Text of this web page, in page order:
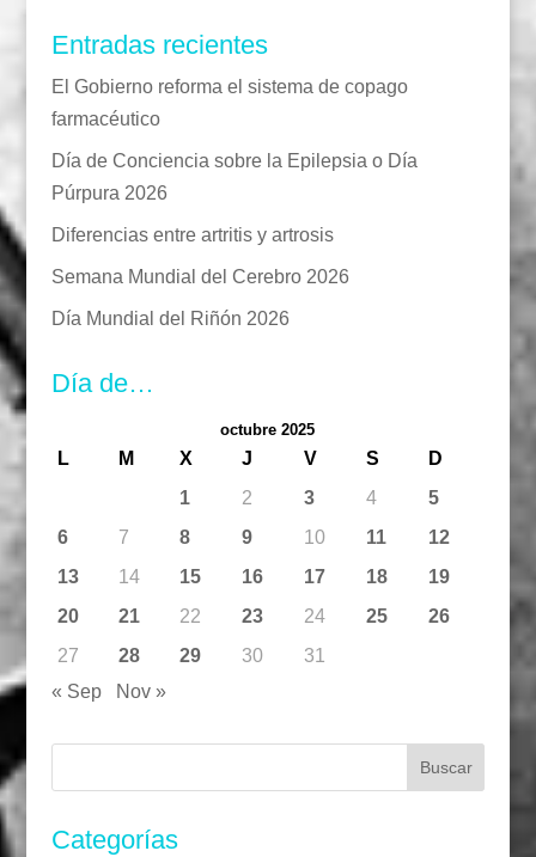
Entradas recientes
El Gobierno reforma el sistema de copago
farmacéutico
Día de Conciencia sobre la Epilepsia o Día
Púrpura 2026
Diferencias entre artritis y artrosis
Semana Mundial del Cerebro 2026
Día Mundial del Riñón 2026
Día de…
octubre 2025
L M X J V S
D
1
2 3 4
5
6
7 8 9 10 11
12
13
14 15 16 17 18
19
20
21 22 23 24 25
26
27
28 29 30
31
« Sep
Nov »
Categorías